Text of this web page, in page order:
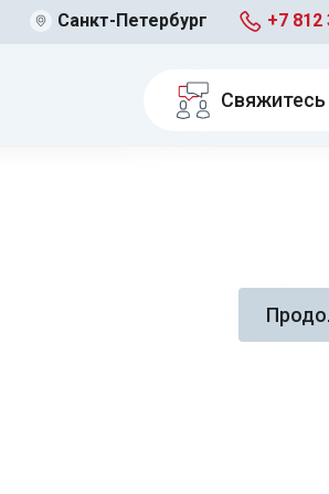
Санкт-Петербург +7 812